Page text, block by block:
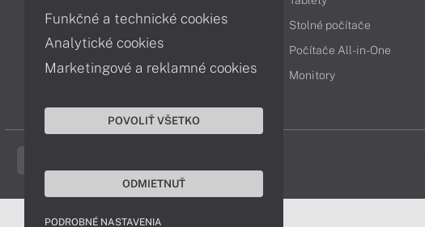
Ochrana osobných údajov
Vrátenie tovaru
Vyhlásenie o prístupnosti
Stolné počítače
Počítače All-in-One
Monitory
Funkčné a technické cookies
Analytické cookies
Marketingové a reklamné cookies
POVOLIŤ VŠETKO
ODMIETNUŤ
PODROBNÉ NASTAVENIA